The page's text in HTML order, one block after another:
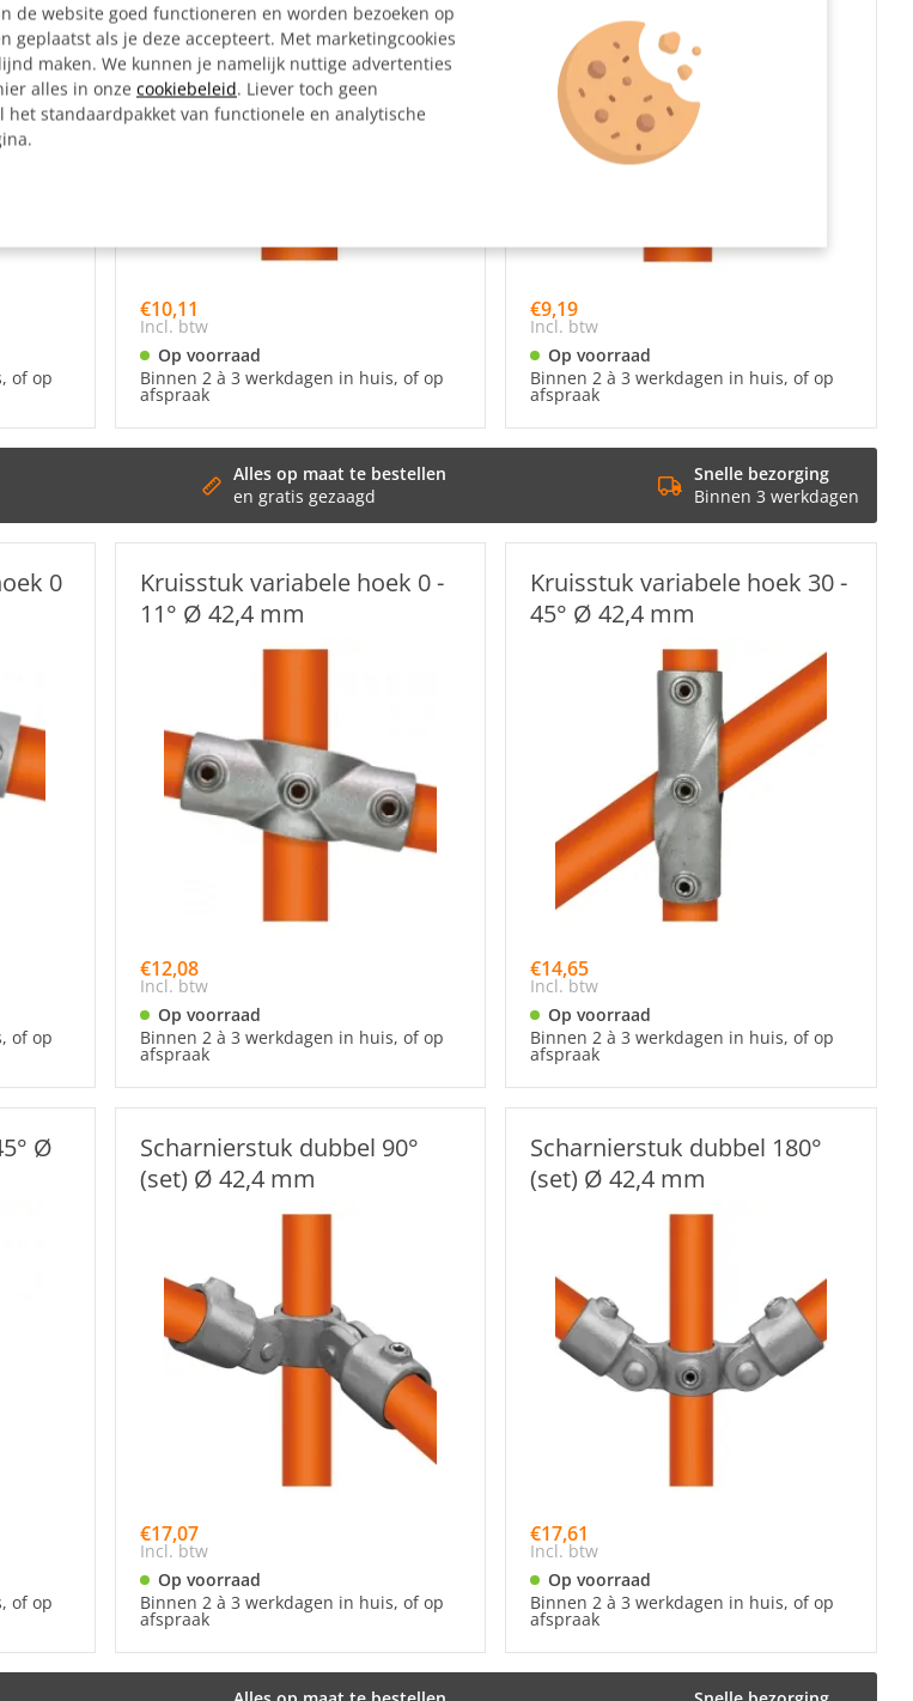
of op
€10,11
Incl. btw
Op voorraad
Binnen 2 à 3 werkdagen in huis, of op
afspraak
€9,19
Incl. btw
Op voorraad
Binnen 2 à 3 werkdagen in huis, of op
afspraak
Alles op maat te bestellen
en gratis gezaagd
Snelle bezorging
Binnen 3 werkdagen
0
of op
Kruisstuk variabele hoek 0 -
11° Ø 42,4 mm
€12,08
Incl. btw
Op voorraad
Binnen 2 à 3 werkdagen in huis, of op
afspraak
Kruisstuk variabele hoek 30 -
45° Ø 42,4 mm
€14,65
Incl. btw
Op voorraad
Binnen 2 à 3 werkdagen in huis, of op
afspraak
Ø
of op
Scharnierstuk dubbel 90°
(set) Ø 42,4 mm
€17,07
Incl. btw
Op voorraad
Binnen 2 à 3 werkdagen in huis, of op
afspraak
Scharnierstuk dubbel 180°
(set) Ø 42,4 mm
€17,61
Incl. btw
Op voorraad
Binnen 2 à 3 werkdagen in huis, of op
afspraak
de website goed functioneren en worden bezoeken op
geplaatst als je deze accepteert. Met marketingcookies
maken. We kunnen je namelijk nuttige advertenties
alles in onze cookiebeleid. Liever toch geen
het standaardpakket van functionele en analytische